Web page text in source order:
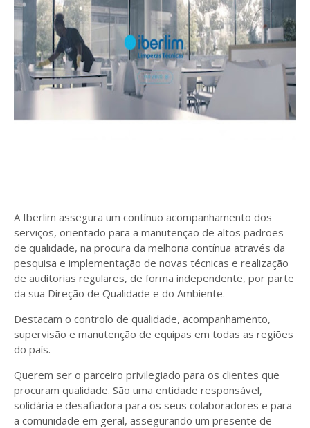
A Iberlim assegura um contínuo acompanhamento dos
serviços, orientado para a manutenção de altos padrões
de qualidade, na procura da melhoria contínua através da
pesquisa e implementação de novas técnicas e realização
de auditorias regulares, de forma independente, por parte
da sua Direção de Qualidade e do Ambiente.
Destacam o controlo de qualidade, acompanhamento,
supervisão e manutenção de equipas em todas as regiões
do país.
Querem ser o parceiro privilegiado para os clientes que
procuram qualidade. São uma entidade responsável,
solidária e desafiadora para os seus colaboradores e para
a comunidade em geral, assegurando um presente de